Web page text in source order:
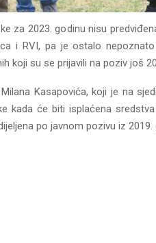
za 2023. godinu nisu
i RVI, pa je ostalo
koji su se prijavili na poziv još
Kasapovića, koji je na
kada će biti isplaćena
po javnom pozivu iz 2019.